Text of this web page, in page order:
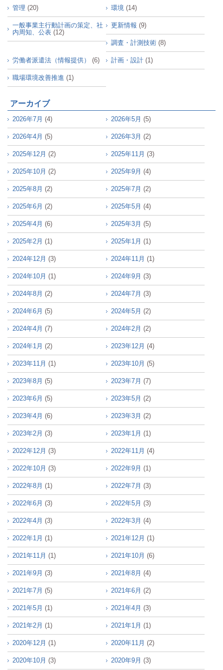
管理 (20) 環境 (14)
一般事業主行動計画の策定、社
内周知、公表 (12)
更新情報 (9)
調査・計測技術 (8)
労働者派遣法（情報提供） (6) 計画・設計 (1)
職場環境改善推進 (1)
アーカイブ
2026年7月 (4) 2026年5月 (5)
2026年4月 (5) 2026年3月 (2)
2025年12月 (2) 2025年11月 (3)
2025年10月 (2) 2025年9月 (4)
2025年8月 (2) 2025年7月 (2)
2025年6月 (2) 2025年5月 (4)
2025年4月 (6) 2025年3月 (5)
2025年2月 (1) 2025年1月 (1)
2024年12月 (3) 2024年11月 (1)
2024年10月 (1) 2024年9月 (3)
2024年8月 (2) 2024年7月 (3)
2024年6月 (5) 2024年5月 (2)
2024年4月 (7) 2024年2月 (2)
2024年1月 (2) 2023年12月 (4)
2023年11月 (1) 2023年10月 (5)
2023年8月 (5) 2023年7月 (7)
2023年6月 (5) 2023年5月 (2)
2023年4月 (6) 2023年3月 (2)
2023年2月 (3) 2023年1月 (1)
2022年12月 (3) 2022年11月 (4)
2022年10月 (3) 2022年9月 (1)
2022年8月 (1) 2022年7月 (3)
2022年6月 (3) 2022年5月 (3)
2022年4月 (3) 2022年3月 (4)
2022年1月 (1) 2021年12月 (1)
2021年11月 (1) 2021年10月 (6)
2021年9月 (3) 2021年8月 (4)
2021年7月 (5) 2021年6月 (2)
2021年5月 (1) 2021年4月 (3)
2021年2月 (1) 2021年1月 (1)
2020年12月 (1) 2020年11月 (2)
2020年10月 (3) 2020年9月 (3)